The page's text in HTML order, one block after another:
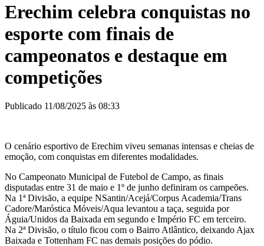
Erechim celebra conquistas no
esporte com finais de
campeonatos e destaque em
competições
Publicado 11/08/2025 às 08:33
O cenário esportivo de Erechim viveu semanas intensas e cheias de
emoção, com conquistas em diferentes modalidades.
No Campeonato Municipal de Futebol de Campo, as finais
disputadas entre 31 de maio e 1º de junho definiram os campeões.
Na 1ª Divisão, a equipe NSantin/Acejá/Corpus Academia/Trans
Cadore/Maróstica Móveis/Aqua levantou a taça, seguida por
Águia/Unidos da Baixada em segundo e Império FC em terceiro.
Na 2ª Divisão, o título ficou com o Bairro Atlântico, deixando Ajax
Baixada e Tottenham FC nas demais posições do pódio.